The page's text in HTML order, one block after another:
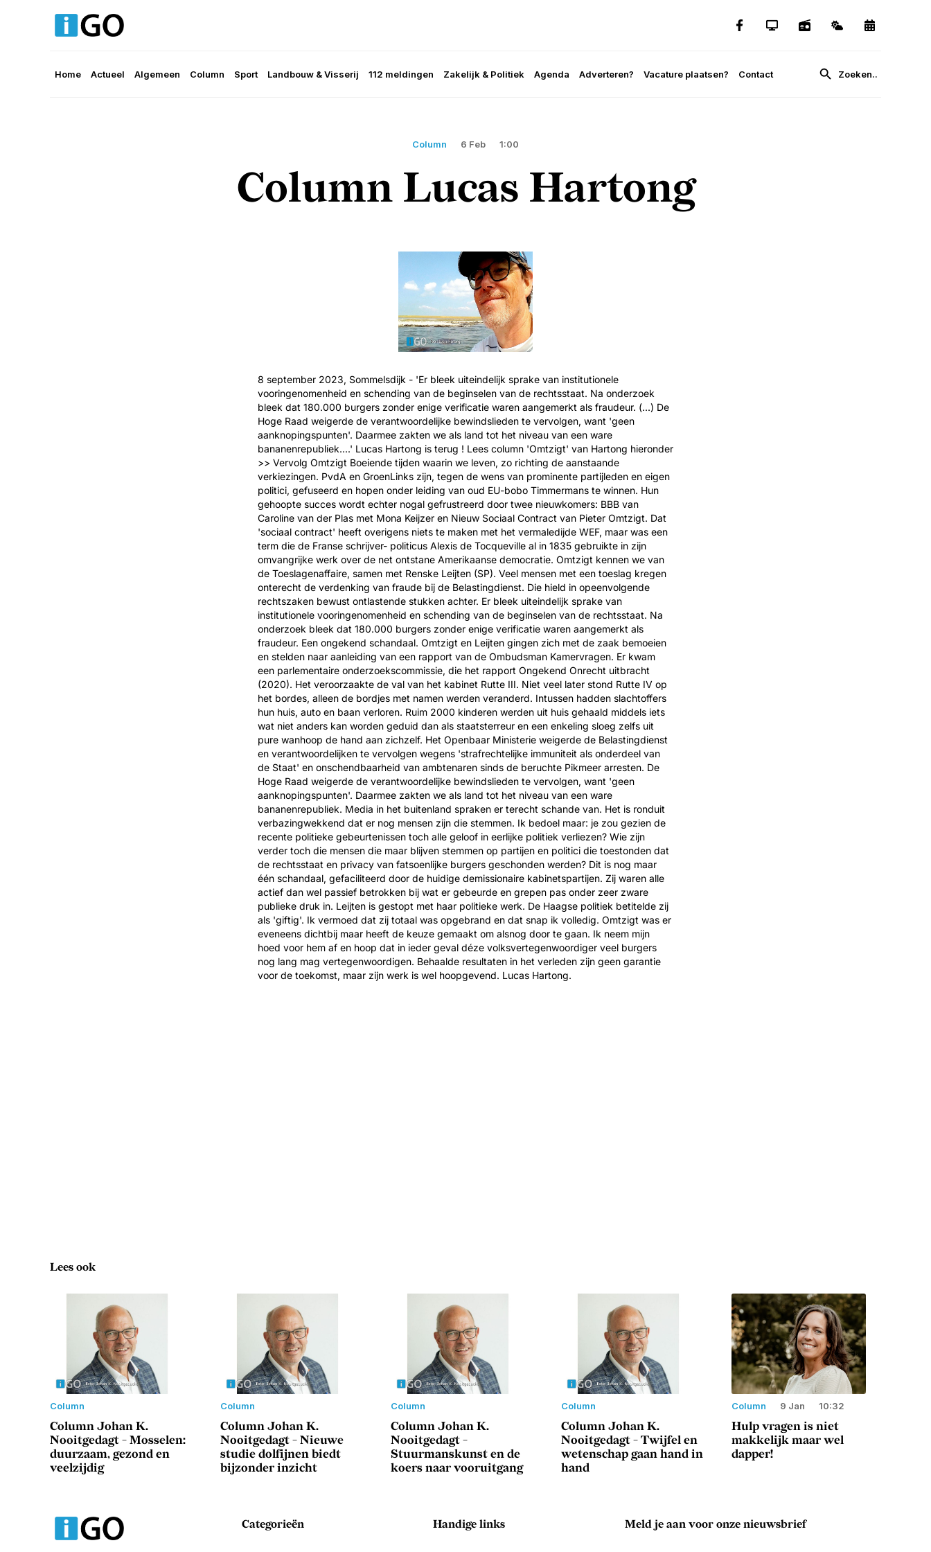
Home Actueel Algemeen Column Sport Landbouw & Visserij 112 meldingen Zakelijk & Politiek Agenda Adverteren? Vacature plaatsen? Contact
Column 6 Feb 1:00
Column Lucas Hartong
8 september 2023, Sommelsdijk - 'Er bleek uiteindelijk sprake van institutionele
vooringenomenheid en schending van de beginselen van de rechtsstaat. Na onderzoek
bleek dat 180.000 burgers zonder enige verificatie waren aangemerkt als fraudeur. (...) De
Hoge Raad weigerde de verantwoordelijke bewindslieden te vervolgen, want 'geen
aanknopingspunten'. Daarmee zakten we als land tot het niveau van een ware
bananenrepubliek....' Lucas Hartong is terug ! Lees column 'Omtzigt' van Hartong hieronder
>> Vervolg Omtzigt Boeiende tijden waarin we leven, zo richting de aanstaande
verkiezingen. PvdA en GroenLinks zijn, tegen de wens van prominente partijleden en eigen
politici, gefuseerd en hopen onder leiding van oud EU-bobo Timmermans te winnen. Hun
gehoopte succes wordt echter nogal gefrustreerd door twee nieuwkomers: BBB van
Caroline van der Plas met Mona Keijzer en Nieuw Sociaal Contract van Pieter Omtzigt. Dat
'sociaal contract' heeft overigens niets te maken met het vermaledijde WEF, maar was een
term die de Franse schrijver- politicus Alexis de Tocqueville al in 1835 gebruikte in zijn
omvangrijke werk over de net ontstane Amerikaanse democratie. Omtzigt kennen we van
de Toeslagenaffaire, samen met Renske Leijten (SP). Veel mensen met een toeslag kregen
onterecht de verdenking van fraude bij de Belastingdienst. Die hield in opeenvolgende
rechtszaken bewust ontlastende stukken achter. Er bleek uiteindelijk sprake van
institutionele vooringenomenheid en schending van de beginselen van de rechtsstaat. Na
onderzoek bleek dat 180.000 burgers zonder enige verificatie waren aangemerkt als
fraudeur. Een ongekend schandaal. Omtzigt en Leijten gingen zich met de zaak bemoeien
en stelden naar aanleiding van een rapport van de Ombudsman Kamervragen. Er kwam
een parlementaire onderzoekscommissie, die het rapport Ongekend Onrecht uitbracht
(2020). Het veroorzaakte de val van het kabinet Rutte III. Niet veel later stond Rutte IV op
het bordes, alleen de bordjes met namen werden veranderd. Intussen hadden slachtoffers
hun huis, auto en baan verloren. Ruim 2000 kinderen werden uit huis gehaald middels iets
wat niet anders kan worden geduid dan als staatsterreur en een enkeling sloeg zelfs uit
pure wanhoop de hand aan zichzelf. Het Openbaar Ministerie weigerde de Belastingdienst
en verantwoordelijken te vervolgen wegens 'strafrechtelijke immuniteit als onderdeel van
de Staat' en onschendbaarheid van ambtenaren sinds de beruchte Pikmeer arresten. De
Hoge Raad weigerde de verantwoordelijke bewindslieden te vervolgen, want 'geen
aanknopingspunten'. Daarmee zakten we als land tot het niveau van een ware
bananenrepubliek. Media in het buitenland spraken er terecht schande van. Het is ronduit
verbazingwekkend dat er nog mensen zijn die stemmen. Ik bedoel maar: je zou gezien de
recente politieke gebeurtenissen toch alle geloof in eerlijke politiek verliezen? Wie zijn
verder toch die mensen die maar blijven stemmen op partijen en politici die toestonden dat
de rechtsstaat en privacy van fatsoenlijke burgers geschonden werden? Dit is nog maar
één schandaal, gefaciliteerd door de huidige demissionaire kabinetspartijen. Zij waren alle
actief dan wel passief betrokken bij wat er gebeurde en grepen pas onder zeer zware
publieke druk in. Leijten is gestopt met haar politieke werk. De Haagse politiek betitelde zij
als 'giftig'. Ik vermoed dat zij totaal was opgebrand en dat snap ik volledig. Omtzigt was er
eveneens dichtbij maar heeft de keuze gemaakt om alsnog door te gaan. Ik neem mijn
hoed voor hem af en hoop dat in ieder geval déze volksvertegenwoordiger veel burgers
nog lang mag vertegenwoordigen. Behaalde resultaten in het verleden zijn geen garantie
voor de toekomst, maar zijn werk is wel hoopgevend. Lucas Hartong.
Lees ook
Column
Column Johan K.
Nooitgedagt - Mosselen:
duurzaam, gezond en
veelzijdig
Column
Column Johan K.
Nooitgedagt - Nieuwe
studie dolfijnen biedt
bijzonder inzicht
Column
Column Johan K.
Nooitgedagt -
Stuurmanskunst en de
koers naar vooruitgang
Column
Column Johan K.
Nooitgedagt - Twijfel en
wetenschap gaan hand in
hand
Column 9 Jan 10:32
Hulp vragen is niet
makkelijk maar wel
dapper!
Categorieën Handige links Meld je aan voor onze nieuwsbrief